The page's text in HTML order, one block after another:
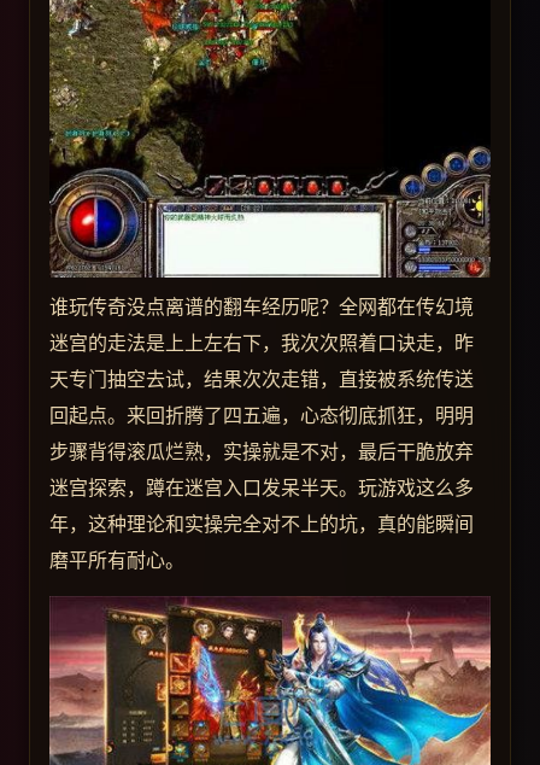
谁玩传奇没点离谱的翻车经历呢？全网都在传幻境
迷宫的走法是上上左右下，我次次照着口诀走，昨
天专门抽空去试，结果次次走错，直接被系统传送
回起点。来回折腾了四五遍，心态彻底抓狂，明明
步骤背得滚瓜烂熟，实操就是不对，最后干脆放弃
迷宫探索，蹲在迷宫入口发呆半天。玩游戏这么多
年，这种理论和实操完全对不上的坑，真的能瞬间
磨平所有耐心。